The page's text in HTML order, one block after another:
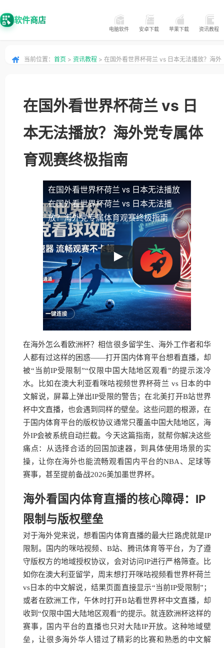
软件商店
电脑软件 安卓下载 苹果下载 资讯教程
当前位置： 首页 > 资讯教程 > 在国外看世界杯荷兰 vs 日本无法播放？海外
在国外看世界杯荷兰 vs 日
本无法播放？海外党专属体
育观赛终极指南
在国外看世界杯荷兰 vs 日本无法播放
在国外看世界杯荷兰 vs 日本无法播
放？海外党专属体育观赛终极指南
在海外怎么看欧洲杯？相信很多留学生、海外工作者和华
人都有过这样的困惑——打开国内体育平台想看直播，却
被“当前IP受限制”“仅限中国大陆地区观看”的提示泼冷
水。比如在澳大利亚看咪咕视频世界杯荷兰 vs 日本的中
文解说，屏幕上弹出IP受限的警告；在北美打开B站世界
杯中文直播，也会遇到同样的壁垒。这些问题的根源，在
于国内体育平台的版权协议通常只覆盖中国大陆地区，海
外IP会被系统自动拦截。今天这篇指南，就帮你解决这些
痛点：从选择合适的回国加速器，到具体使用场景的实
操，让你在海外也能流畅观看国内平台的NBA、足球等
赛事，甚至提前备战2026美加墨世界杯。
海外看国内体育直播的核心障碍：IP
限制与版权壁垒
对于海外党来说，想看国内体育直播的最大拦路虎就是IP
限制。国内的咪咕视频、B站、腾讯体育等平台，为了遵
守版权方的地域授权协议，会对访问IP进行严格筛查。比
如你在澳大利亚留学，周末想打开咪咕视频看世界杯荷兰
vs日本的中文解说，结果页面直接显示“当前IP受限制”；
或者在欧洲工作，午休时打开B站看世界杯中文直播，却
收到“仅限中国大陆地区观看”的提示。就连欧洲杯这样的
赛事，国内平台的直播也只对大陆IP开放。这种地域壁
垒，让很多海外华人错过了精彩的比赛和熟悉的中文解